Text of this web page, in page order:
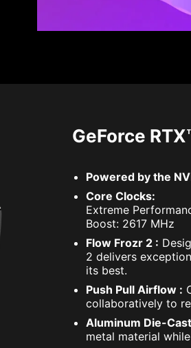
GeForce
Powered by the
Core Clocks:
Extreme
Boost: 2617 MHz
Flow Frozr 2 :
2 delivers
its best.
Push Pull Airflow :
collaboratively to
Aluminum Die-
metal material